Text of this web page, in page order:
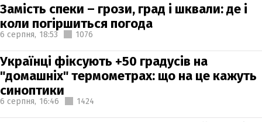
Замість спеки – грози, град і шквали: де і
коли погіршиться погода
6 серпня, 18:53 1076
Українці фіксують +50 градусів на
"домашніх" термометрах: що на це кажуть
синоптики
6 серпня, 16:46 1424